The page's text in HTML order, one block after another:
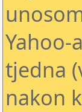
Yahoo-
tjedna
nakon